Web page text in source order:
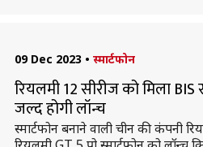
09 Dec 2023 • स्मार्टफोन
रियलमी 12 सीरीज को मिला
जल्द होगी लॉन्च
स्मार्टफोन बनाने वाली चीन की कंपनी